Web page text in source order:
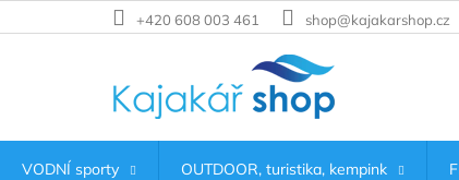
na
+420 608 003 461 shop@kajakarshop.cz
VODNÍ sporty OUTDOOR, turistika, kempink